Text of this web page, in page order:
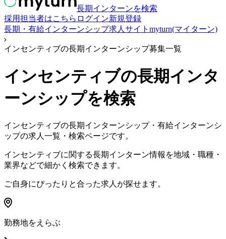
長期インターンを検索
採用担当者はこちら ログイン新規登録
長期・有給インターンシップ求人サイトmyturn(マイターン)
インセンティブの長期インターンシップ募集一覧
インセンティブの長期インタ
ーンシップを検索
インセンティブの長期インターンシップ・有給インターンシ
ップの求人一覧・検索ページです。
インセンティブに関する長期インターン情報を地域・職種・
業界などで細かく検索できます。
ご自身にぴったりと合った求人が探せます。
勤務地をえらぶ